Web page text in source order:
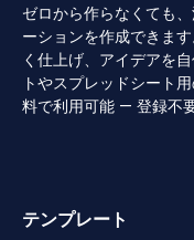
ゼロから作らなくても
ーションを作成できま
く仕上げ、アイデアを
トやスプレッドシート
料で利用可能 — 登録不
テンプレート